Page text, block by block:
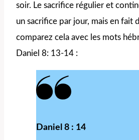
soir. Le sacrifice régulier et
un sacrifice par jour, mais en fait
comparez cela avec les mots
Daniel 8: 13-14 :
Daniel 8 : 14